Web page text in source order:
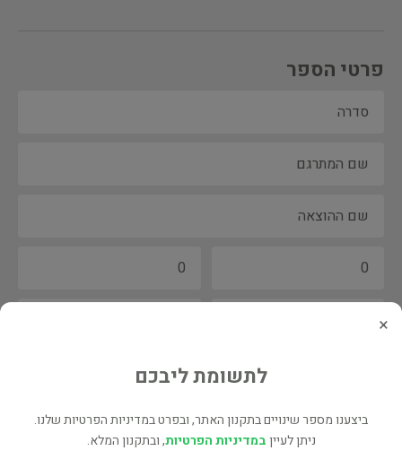
פרטי הספר
×
לתשומת ליבכם
ביצענו מספר שינויים בתקנון האתר, ובפרט במדיניות הפרטיות שלנו.
ניתן לעייןבמדיניות הפרטיות, ובתקנון המלא.